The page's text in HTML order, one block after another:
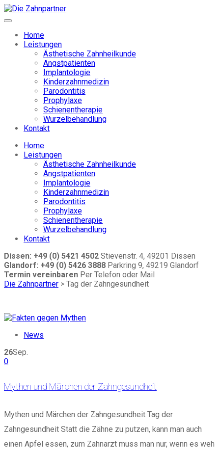
Home
Leistungen
Ästhetische Zahnheilkunde
Angstpatienten
Implantologie
Kinderzahnmedizin
Parodontitis
Prophylaxe
Schienentherapie
Wurzelbehandlung
Kontakt
Home
Leistungen
Ästhetische Zahnheilkunde
Angstpatienten
Implantologie
Kinderzahnmedizin
Parodontitis
Prophylaxe
Schienentherapie
Wurzelbehandlung
Kontakt
Dissen: +49 (0) 5421 4502 Stievenstr. 4, 49201 Dissen
Glandorf: +49 (0) 5426 3888 Parkring 9, 49219 Glandorf
Termin vereinbaren Per Telefon oder Mail
Die Zahnpartner > Tag der Zahngesundheit
News
26Sep.
0
Mythen und Märchen der Zahngesundheit
Mythen und Märchen der Zahngesundheit Tag der
Zahngesundheit Statt die Zähne zu putzen, kann man auch
einen Apfel essen, zum Zahnarzt muss man nur, wenn es weh